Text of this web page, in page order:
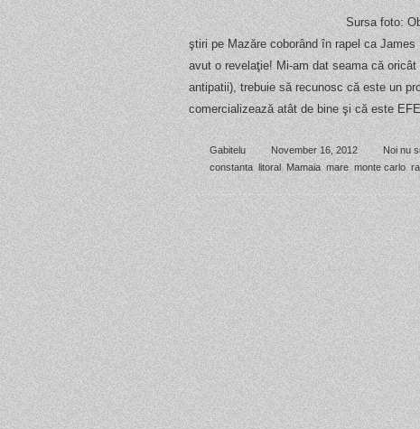
Sursa foto:
ştiri pe Mazăre coborând în rapel ca
avut o revelaţie! Mi-am dat seama că
antipatii), trebuie să recunosc că este un
comercializează atât de bine şi că este
Gabitelu November 16, 2012 Noi nu
constanta, litoral, Mamaia mare monte carlo,